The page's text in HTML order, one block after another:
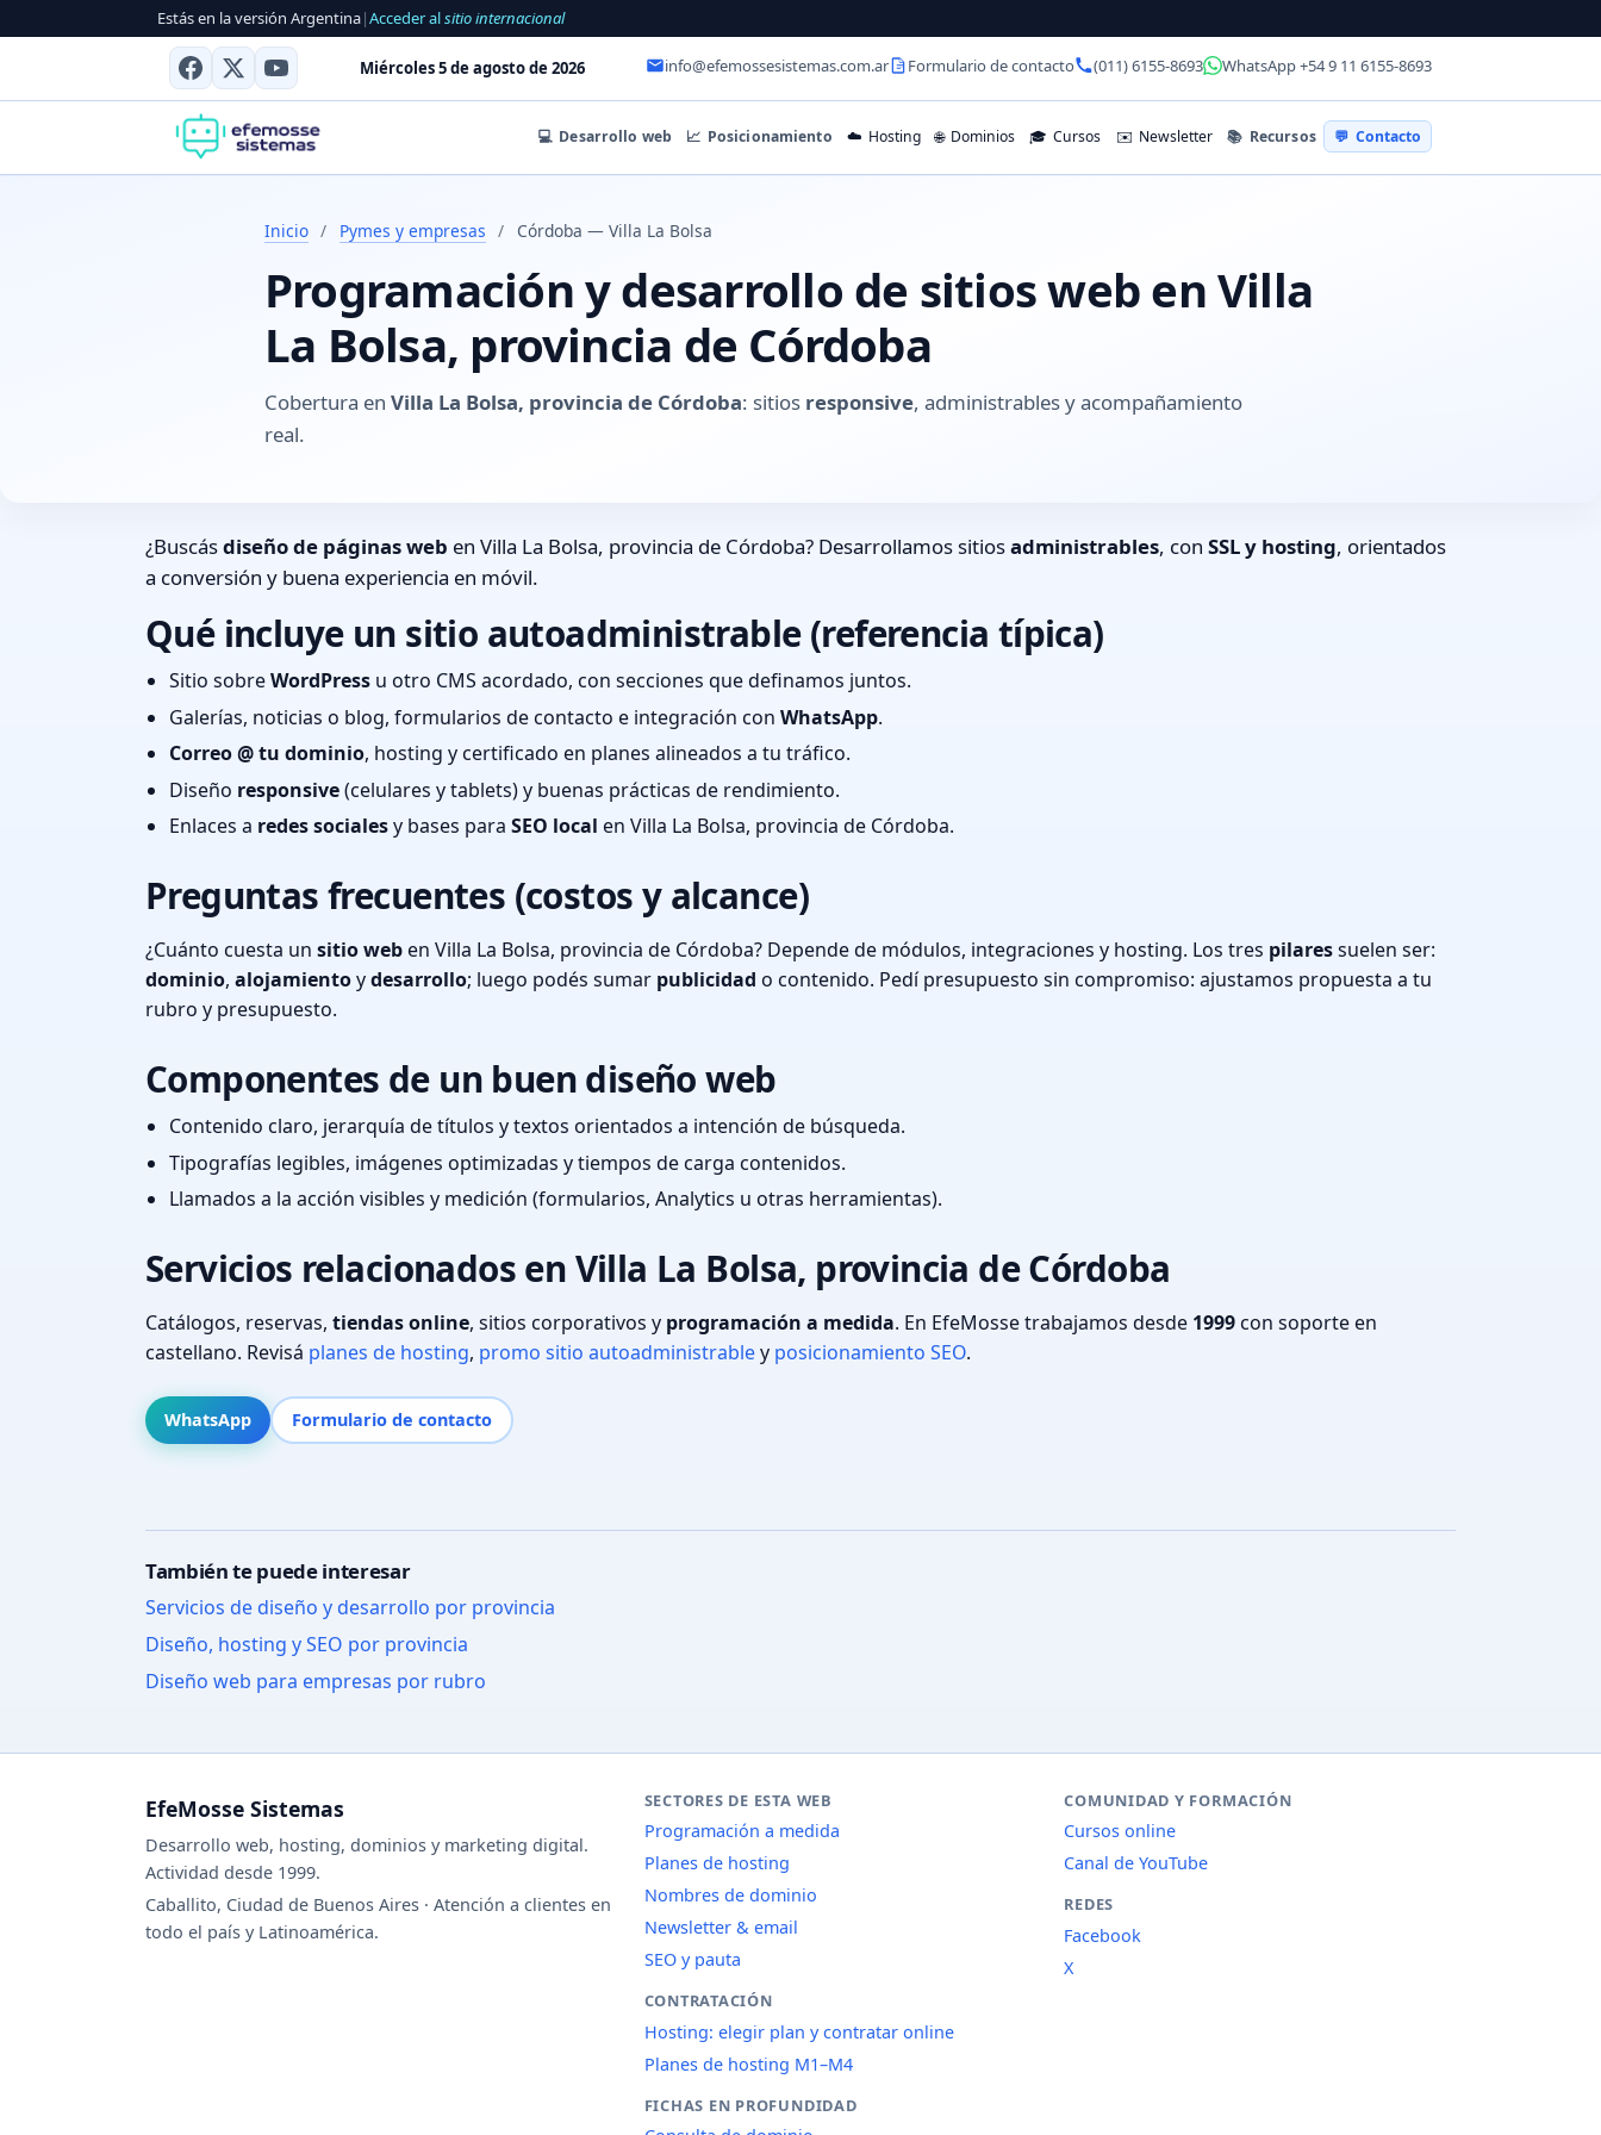
Estás en la versión Argentina|Acceder alsitio internacional
Miércoles 5 de agosto de 2026 info@efemossesistemas.com.ar Formulario de contacto (011) 6155-8693 WhatsApp +54 9 11 6155-8693
💻 Desarrollo web 📈 Posicionamiento ☁️ Hosting 🌐 Dominios 🎓 Cursos ✉️ Newsletter 📚 Recursos 💬 Contacto
Inicio / Pymes y empresas / Córdoba — Villa La Bolsa
Programación y desarrollo de sitios web en Villa
La Bolsa, provincia de Córdoba
Cobertura en Villa La Bolsa, provincia de Córdoba: sitios responsive, administrables y acompañamiento
real.
¿Buscásdiseño de páginas web en Villa La Bolsa, provincia de Córdoba? Desarrollamos sitiosadministrables, con SSL y hosting, orientados
a conversión y buena experiencia en móvil.
Qué incluye un sitio autoadministrable (referencia típica)
Sitio sobreWordPress u otro CMS acordado, con secciones que definamos juntos.
Galerías, noticias o blog, formularios de contacto e integración con WhatsApp.
Correo @ tu dominio, hosting y certificado en planes alineados a tu tráfico.
Diseño responsive(celulares y tablets) y buenas prácticas de rendimiento.
Enlaces a redes socialesy bases para SEO local en Villa La Bolsa, provincia de Córdoba.
Preguntas frecuentes (costos y alcance)
¿Cuánto cuesta un sitio weben Villa La Bolsa, provincia de Córdoba? Depende de módulos, integraciones y hosting. Los tres pilaressuelen ser:
dominio, alojamientoydesarrollo; luego podés sumar publicidad o contenido. Pedí presupuesto sin compromiso: ajustamos propuesta a tu
rubro y presupuesto.
Componentes de un buen diseño web
Contenido claro, jerarquía de títulos y textos orientados a intención de búsqueda.
Tipografías legibles, imágenes optimizadas y tiempos de carga contenidos.
Llamados a la acción visibles y medición (formularios, Analytics u otras herramientas).
Servicios relacionados en Villa La Bolsa, provincia de Córdoba
Catálogos, reservas, tiendas online, sitios corporativos y programación a medida. En EfeMosse trabajamos desde 1999con soporte en
castellano. Revisá planes de hosting, promo sitio autoadministrabley posicionamiento SEO.
WhatsApp Formulario de contacto
También te puede interesar
Servicios de diseño y desarrollo por provincia
Diseño, hosting y SEO por provincia
Diseño web para empresas por rubro
EfeMosse Sistemas
Desarrollo web, hosting, dominios y marketing digital.
Actividad desde 1999.
Caballito, Ciudad de Buenos Aires · Atención a clientes en
todo el país y Latinoamérica.
SECTORES DE ESTA WEB
Programación a medida
Planes de hosting
Nombres de dominio
Newsletter & email
SEO y pauta
CONTRATACIÓN
Hosting: elegir plan y contratar online
Planes de hosting M1–M4
FICHAS EN PROFUNDIDAD
COMUNIDAD Y FORMACIÓN
Cursos online
Canal de YouTube
REDES
Facebook
X